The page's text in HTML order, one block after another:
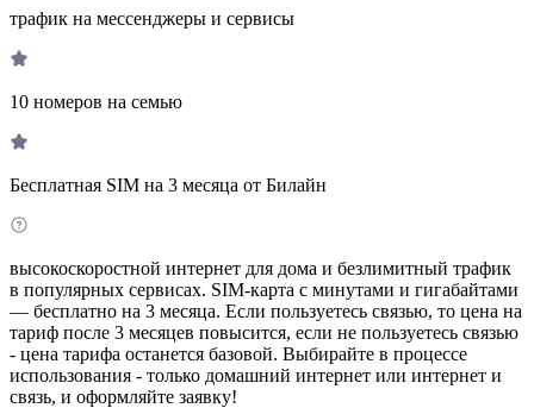
трафик на мессенджеры и сервисы
10 номеров на семью
Бесплатная SIM на 3 месяца от Билайн
высокоскоростной интернет для дома и безлимитный трафик
в популярных сервисах. SIM-карта с минутами и гигабайтами
— бесплатно на 3 месяца. Если пользуетесь связью, то цена на
тариф после 3 месяцев повысится, если не пользуетесь связью
- цена тарифа останется базовой. Выбирайте в процессе
использования - только домашний интернет или интернет и
связь, и оформляйте заявку!